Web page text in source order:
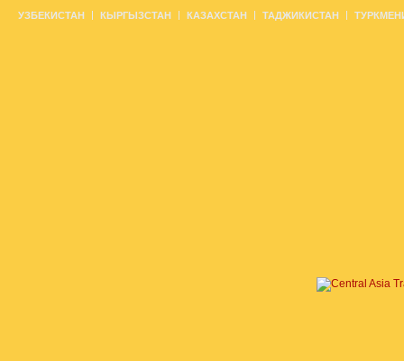
УЗБЕКИСТАН КЫРГЫЗСТАН КАЗАХСТАН ТАДЖИКИСТАН